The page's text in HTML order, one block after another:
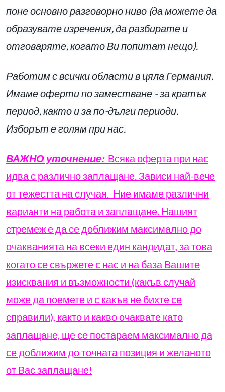
поне основно разговорно ниво (да можете да
образувате изречения, да разбирате и
отговаряте, когато Ви попитат нещо).
Работим с всички области в цяла Германия.
Имаме оферти по заместване - за кратък
период, както и за по-дълги периоди.
Изборът е голям при нас.
ВАЖНО уточнение: Всяка оферта при нас
идва с различно заплащане. Зависи най-вече
от тежестта на случая. Ние имаме различни
вариaнти на работа и заплащане. Нашият
стремеж е да се доближим максимално до
очакванията на всеки един кандидат, за това
когато се свържете с нас и на база Вашите
изисквания и възможности (какъв случай
може да поемете и с какъв не бихте се
справили), както и какво очаквате като
заплащане, ще се постараем максимално да
се доближим до точната позиция и желаното
от Вас заплащане!